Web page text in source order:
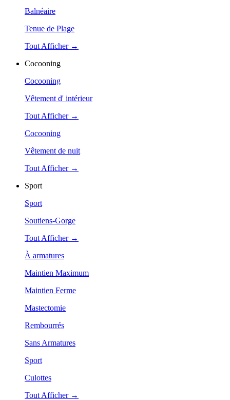
Balnéaire
Tenue de Plage
Tout Afficher →
Cocooning
Cocooning
Vêtement d' intérieur
Tout Afficher →
Cocooning
Vêtement de nuit
Tout Afficher →
Sport
Sport
Soutiens-Gorge
Tout Afficher →
À armatures
Maintien Maximum
Maintien Ferme
Mastectomie
Rembourrés
Sans Armatures
Sport
Culottes
Tout Afficher →